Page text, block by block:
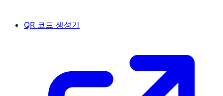
QR 코드 생성기